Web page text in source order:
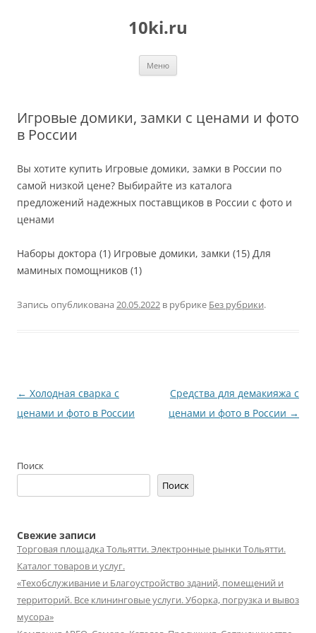
10ki.ru
Меню
Игровые домики, замки с ценами и фото
в России
Вы хотите купить Игровые домики, замки в России по
самой низкой цене? Выбирайте из каталога
предложений надежных поставщиков в России с фото и
ценами
Наборы доктора (1) Игровые домики, замки (15) Для
маминых помощников (1)
Запись опубликована 20.05.2022 в рубрике Без рубрики.
Навигация
по
← Холодная сварка с
ценами и фото в России
Средства для демакияжа с
ценами и фото в России →
Поиск
Поиск
Свежие записи
Торговая площадка Тольятти. Электронные рынки Тольятти.
Каталог товаров и услуг.
«Техобслуживание и Благоустройство зданий, помещений и
территорий. Все клининговые услуги. Уборка, погрузка и вывоз
мусора»